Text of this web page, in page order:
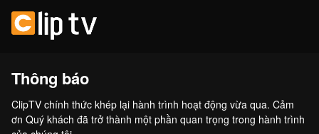
Thông báo
ClipTV chính thức khép lại hành trình hoạt động vừa qua. Cảm
ơn Quý khách đã trở thành một phần quan trọng trong hành trình